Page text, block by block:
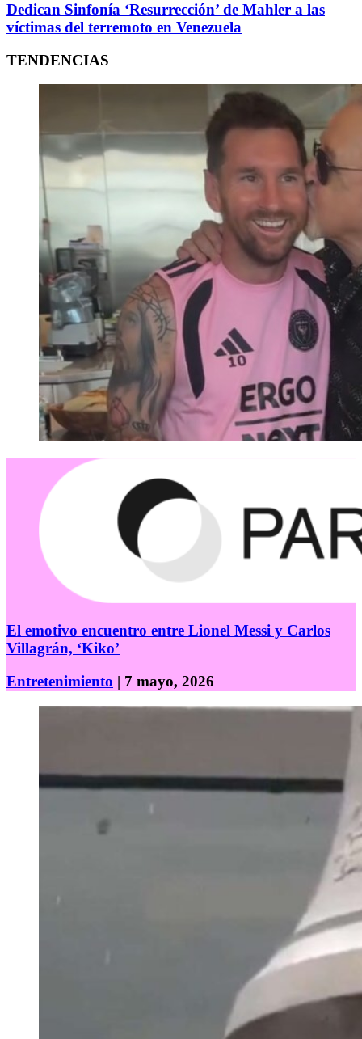
Dedican Sinfonía ‘Resurrección’ de Mahler a las
víctimas del terremoto en Venezuela
TENDENCIAS
El emotivo encuentro entre Lionel Messi y Carlos
Villagrán, ‘Kiko’
Entretenimiento | 7 mayo, 2026